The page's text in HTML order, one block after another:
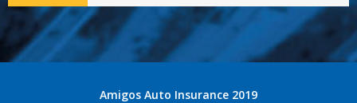
Amigos Auto Insurance 2019